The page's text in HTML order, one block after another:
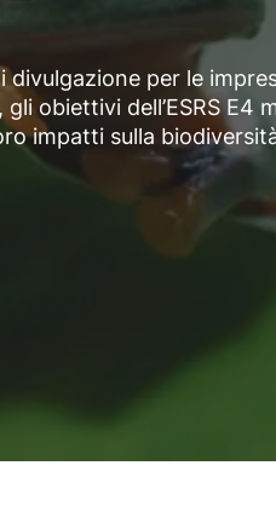
divulgazione per le
obiettivi dell’ESRS E4
impatti sulla